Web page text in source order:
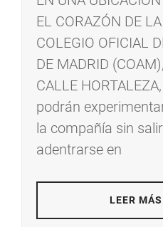
EL CORAZÓN DE
COLEGIO OFICIAL
DE MADRID
CALLE
podrán
la compañía sin
adentrarse en
LEER MÁS